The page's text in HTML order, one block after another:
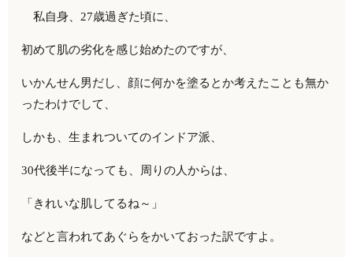
私自身、27歳過ぎた頃に、
初めて肌の劣化を感じ始めたのですが、
いかんせん男だし、顔に何かを塗るとか考えたことも無か
ったわけでして、
しかも、生まれついてのインドア派、
30代後半になっても、周りの人からは、
「きれいな肌してるね～」
などと言われてあぐらをかいておった訳ですよ。